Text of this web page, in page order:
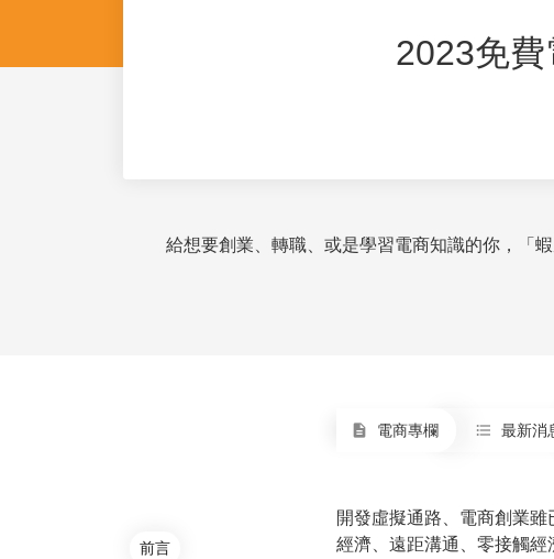
2023免
給想要創業、轉職、或是學習電商知識的你，「
前言
description 電商專欄 format_list_bulleted 最新消
開發虛擬通路、電商創業
經濟、遠距溝通、零接觸經